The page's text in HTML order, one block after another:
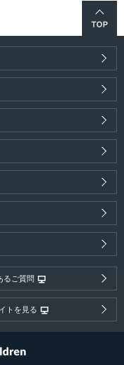
るご質問
トを見る